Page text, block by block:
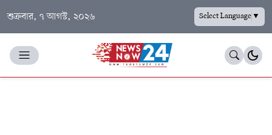
শুক্রবার, ৭ আগস্ট, ২০২৬ Select Language▼